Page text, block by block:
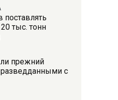
поставлять
тыс. тонн
прежний
с